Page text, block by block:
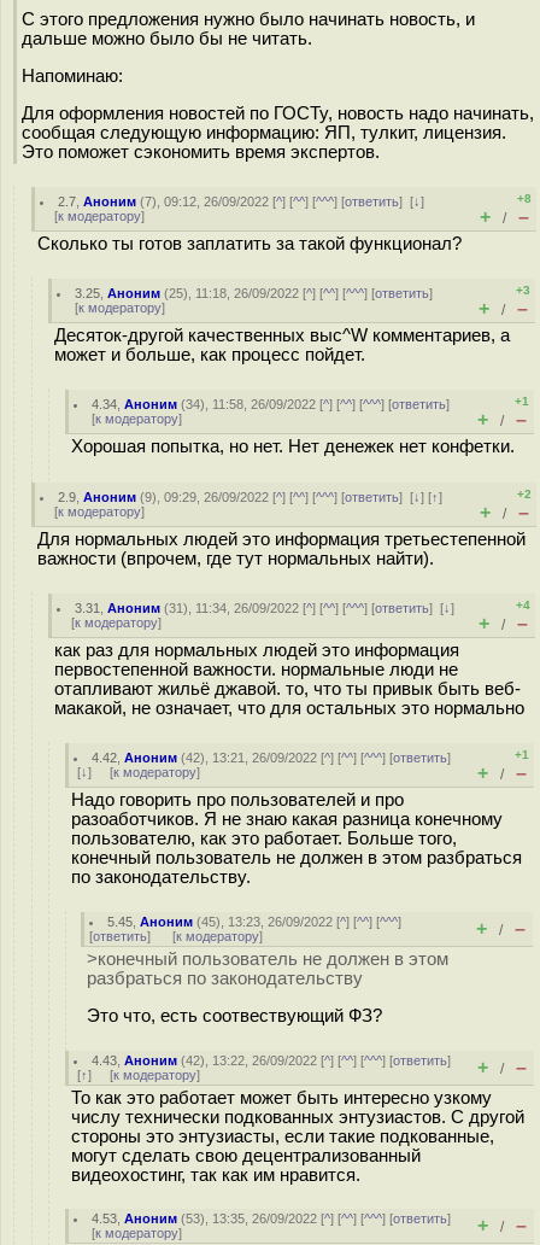
С этого предложения нужно было начинать новость, и
дальше можно было бы не читать.
Напоминаю:
Для оформления новостей по ГОСТу, новость надо начинать,
сообщая следующую информацию: ЯП, тулкит, лицензия.
Это поможет сэкономить время экспертов.
2.7 ,Аноним (7), 09:12, 26/09/2022 [^] [^^] [^^^] [ответить][↓]
[к модератору]
+8
+ / –
Сколько ты готов заплатить за такой функционал?
3.25 ,Аноним (25), 11:18, 26/09/2022 [^] [^^] [^^^] [ответить]
[к модератору]
+3
+ / –
Десяток-другой качественных выс^W комментариев, а
может и больше, как процесс пойдет.
4.34 ,Аноним (34), 11:58, 26/09/2022 [^] [^^] [^^^] [ответить]
[к модератору]
+1
+ / –
Хорошая попытка, но нет. Нет денежек нет конфетки.
2.9 ,Аноним (9), 09:29, 26/09/2022 [^] [^^] [^^^] [ответить][↓] [↑]
[к модератору]
+2
+ / –
Для нормальных людей это информация третьестепенной
важности (впрочем, где тут нормальных найти).
3.31 ,Аноним (31), 11:34, 26/09/2022 [^] [^^] [^^^] [ответить][↓]
[к модератору]
+4
+ / –
как раз для нормальных людей это информация
первостепенной важности. нормальные люди не
отапливают жильё джавой. то, что ты привык быть веб-
макакой, не означает, что для остальных это нормально
4.42 ,Аноним (42), 13:21, 26/09/2022 [^] [^^] [^^^] [ответить]
[↓] [к модератору]
+1
+ / –
Надо говорить про пользователей и про
разоаботчиков. Я не знаю какая разница конечному
пользователю, как это работает. Больше того,
конечный пользователь не должен в этом разбраться
по законодательству.
5.45 ,Аноним (45), 13:23, 26/09/2022 [^] [^^] [^^^]
[ответить] [к модератору] + / –
>конечный пользователь не должен в этом
разбраться по законодательству
Это что, есть соотвествующий ФЗ?
4.43 ,Аноним (42), 13:22, 26/09/2022 [^] [^^] [^^^] [ответить]
[↑] [к модератору] + / –
То как это работает может быть интересно узкому
числу технически подкованных энтузиастов. С другой
стороны это энтузиасты, если такие подкованные,
могут сделать свою децентрализованный
видеохостинг, так как им нравится.
4.53 ,Аноним (53), 13:35, 26/09/2022 [^] [^^] [^^^] [ответить]
[к модератору] + / –